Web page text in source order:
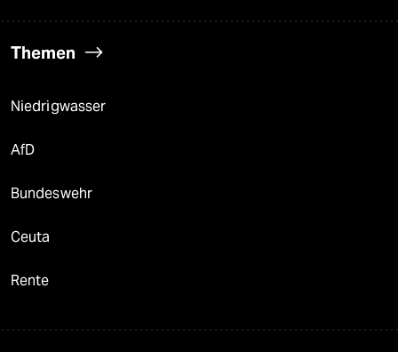
Themen
Niedrigwasser
AfD
Bundeswehr
Ceuta
Rente